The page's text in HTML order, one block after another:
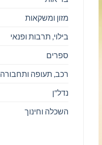
מזון ומשקאות
בילוי, תרבות ופנאי
ספרים
רכב, תעופה ותחבורה
נדל"ן
השכלה וחינוך